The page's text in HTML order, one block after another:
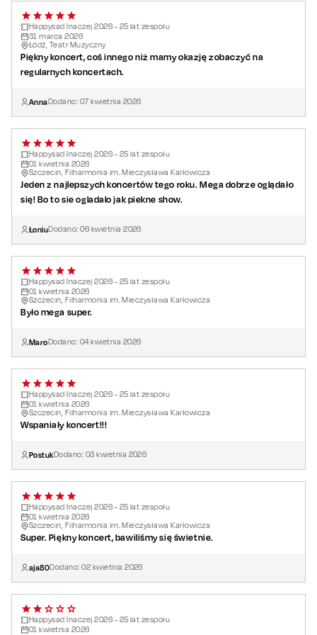
Happysad Inaczej 2026 - 25 lat zespołu
31 marca 2026
Łódź, Teatr Muzyczny
Piękny koncert, coś innego niż mamy okazję zobaczyć na
regularnych koncertach.
AnnaDodano: 07 kwietnia 2026
Happysad Inaczej 2026 - 25 lat zespołu
01 kwietnia 2026
Szczecin, Filharmonia im. Mieczysława Karłowicza
Jeden z najlepszych koncertów tego roku. Mega dobrze oglądało
się! Bo to sie ogladalo jak piekne show.
ŁoniuDodano:06 kwietnia 2026
Happysad Inaczej 2026 - 25 lat zespołu
01 kwietnia 2026
Szczecin, Filharmonia im. Mieczysława Karłowicza
Było mega super.
MaroDodano: 04kwietnia 2026
Happysad Inaczej 2026 - 25 lat zespołu
01 kwietnia 2026
Szczecin, Filharmonia im. Mieczysława Karłowicza
Wspaniały koncert!!!
PostukDodano: 03 kwietnia 2026
Happysad Inaczej 2026 - 25 lat zespołu
01 kwietnia 2026
Szczecin, Filharmonia im. Mieczysława Karłowicza
Super. Piękny koncert, bawiliśmy się świetnie.
aja80Dodano:02 kwietnia 2026
Happysad Inaczej 2026 - 25 lat zespołu
01 kwietnia 2026